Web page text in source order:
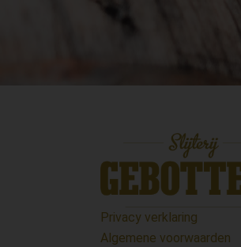
Privacy verklaring
Algemene voorwaarden